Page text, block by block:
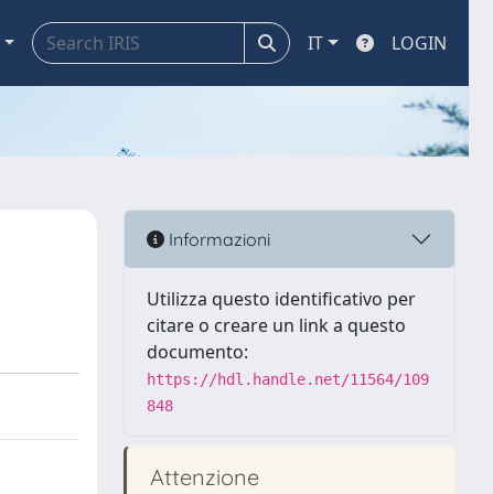
IT LOGIN
Informazioni
Utilizza questo identificativo per
citare o creare un link a questo
documento:
https://hdl.handle.net/11564/109
848
Attenzione